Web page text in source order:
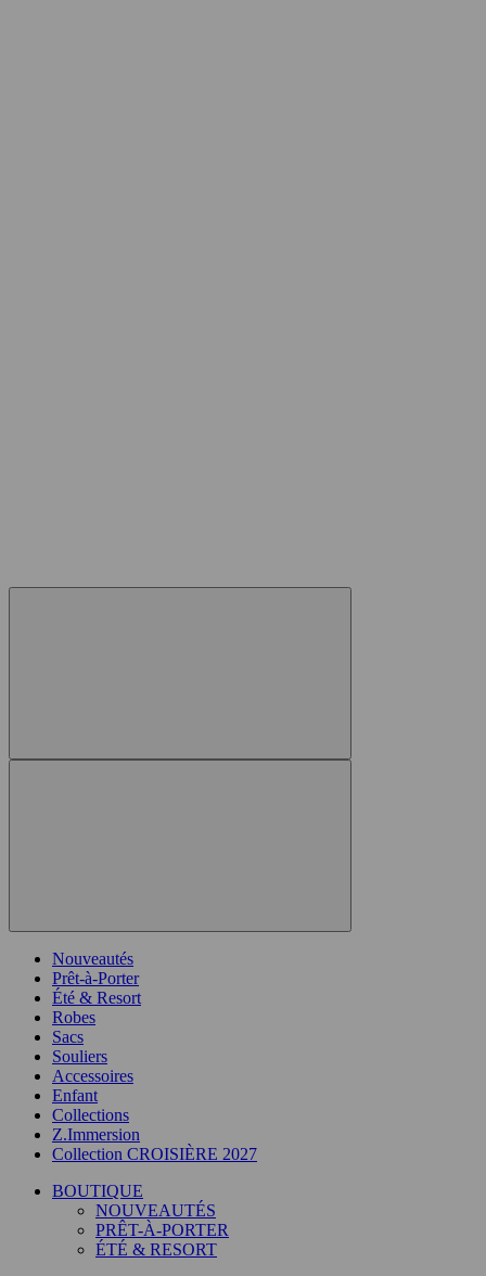
Nouveautés
Prêt-à-Porter
Été & Resort
Robes
Sacs
Souliers
Accessoires
Enfant
Collections
Z.Immersion
Collection CROISIÈRE 2027
BOUTIQUE
NOUVEAUTÉS
PRÊT-À-PORTER
ÉTÉ & RESORT